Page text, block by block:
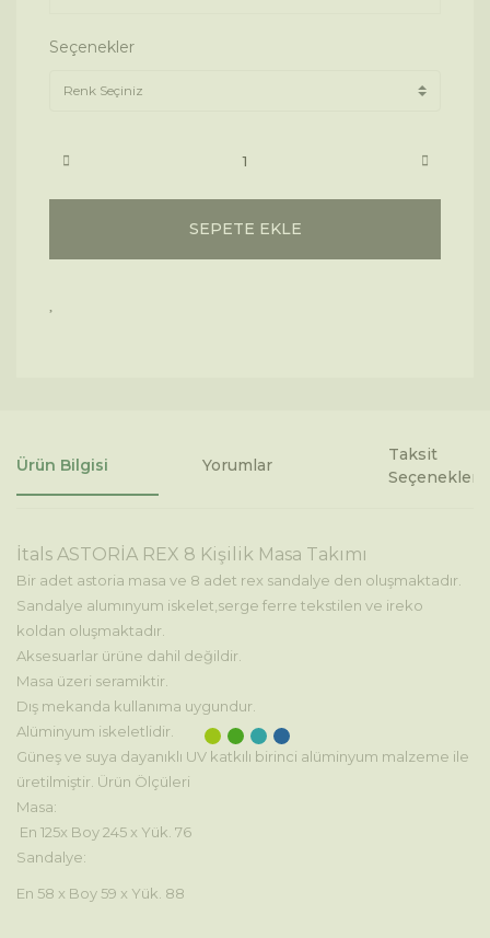
Seçenekler
SEPETE EKLE
Ürün Bilgisi Yorumlar
Taksit
Seçenekleri
İtals ASTORİA REX 8 Kişilik Masa Takımı
Bir adet astoria masa ve 8 adet rex sandalye den oluşmaktadır
Sandalye alumınyum iskelet,serge ferre tekstilen ve ireko
koldan oluşmaktadır
Aksesuarlar ürüne dahil değildir.
Masa üzeri seramiktir.
Dış mekanda kullanıma uygundur.
Alüminyum iskeletlidir.
Güneş ve suya dayanıklı UV katkılı birinci alüminyum malzeme ile
üretilmiştir. Ürün Ölçüleri
Masa:
En 125x Boy 245 x Yük. 76
Sandalye:
En 58 x Boy 59 x Yük. 88